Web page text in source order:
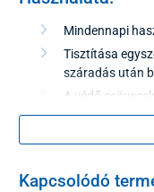
Mindennapi
Tisztítása
száradás után
A védő
A szükséges
A védő
Kapcsolódó